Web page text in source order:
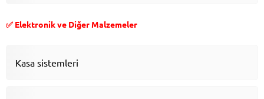
✅ Elektronik ve Diğer Malzemeler
Kasa sistemleri